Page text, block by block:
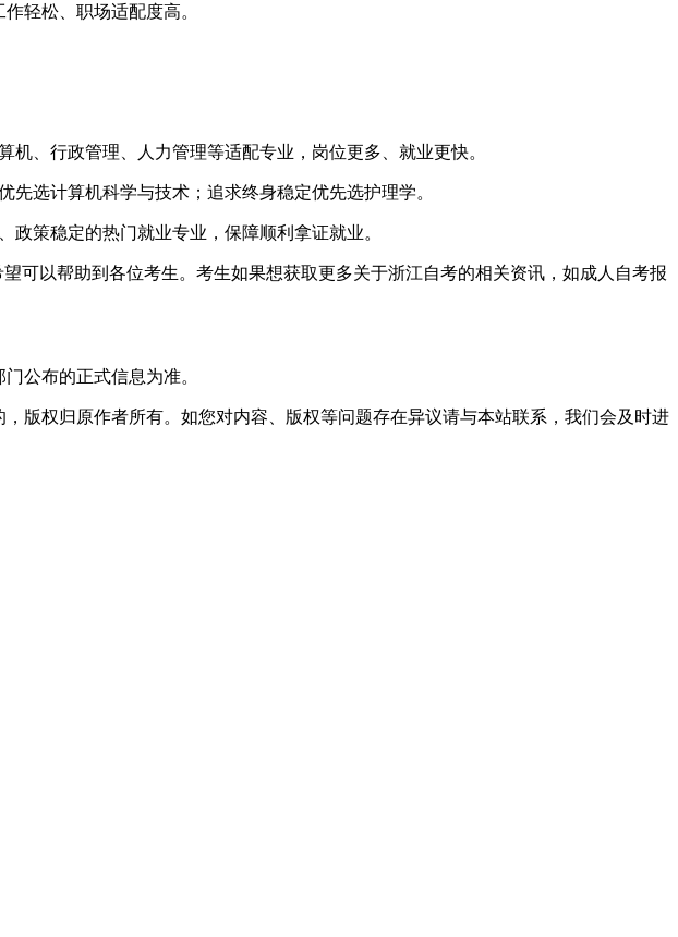
轻松、职场适配度高。
、行政管理、人力管理等适配专业，岗位更多、就业更快。
选计算机科学与技术；追求终身稳定优先选护理学。
策稳定的热门就业专业，保障顺利拿证就业。
可以帮助到各位考生。考生如果想获取更多关于浙江自考的相关资讯，如成人自考报
公布的正式信息为准。
版权归原作者所有。如您对内容、版权等问题存在异议请与本站联系，我们会及时进